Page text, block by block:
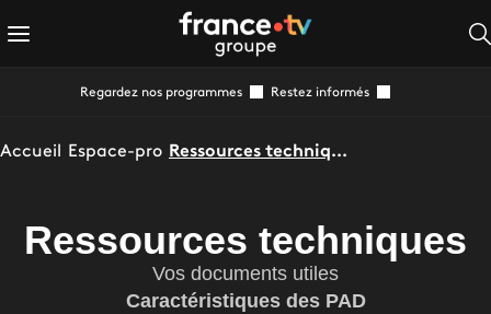
Regardez nos programmes Restez informés
Accueil Espace-pro Ressources techniques
Ressources techniques
Vos documents utiles
Caractéristiques des PAD